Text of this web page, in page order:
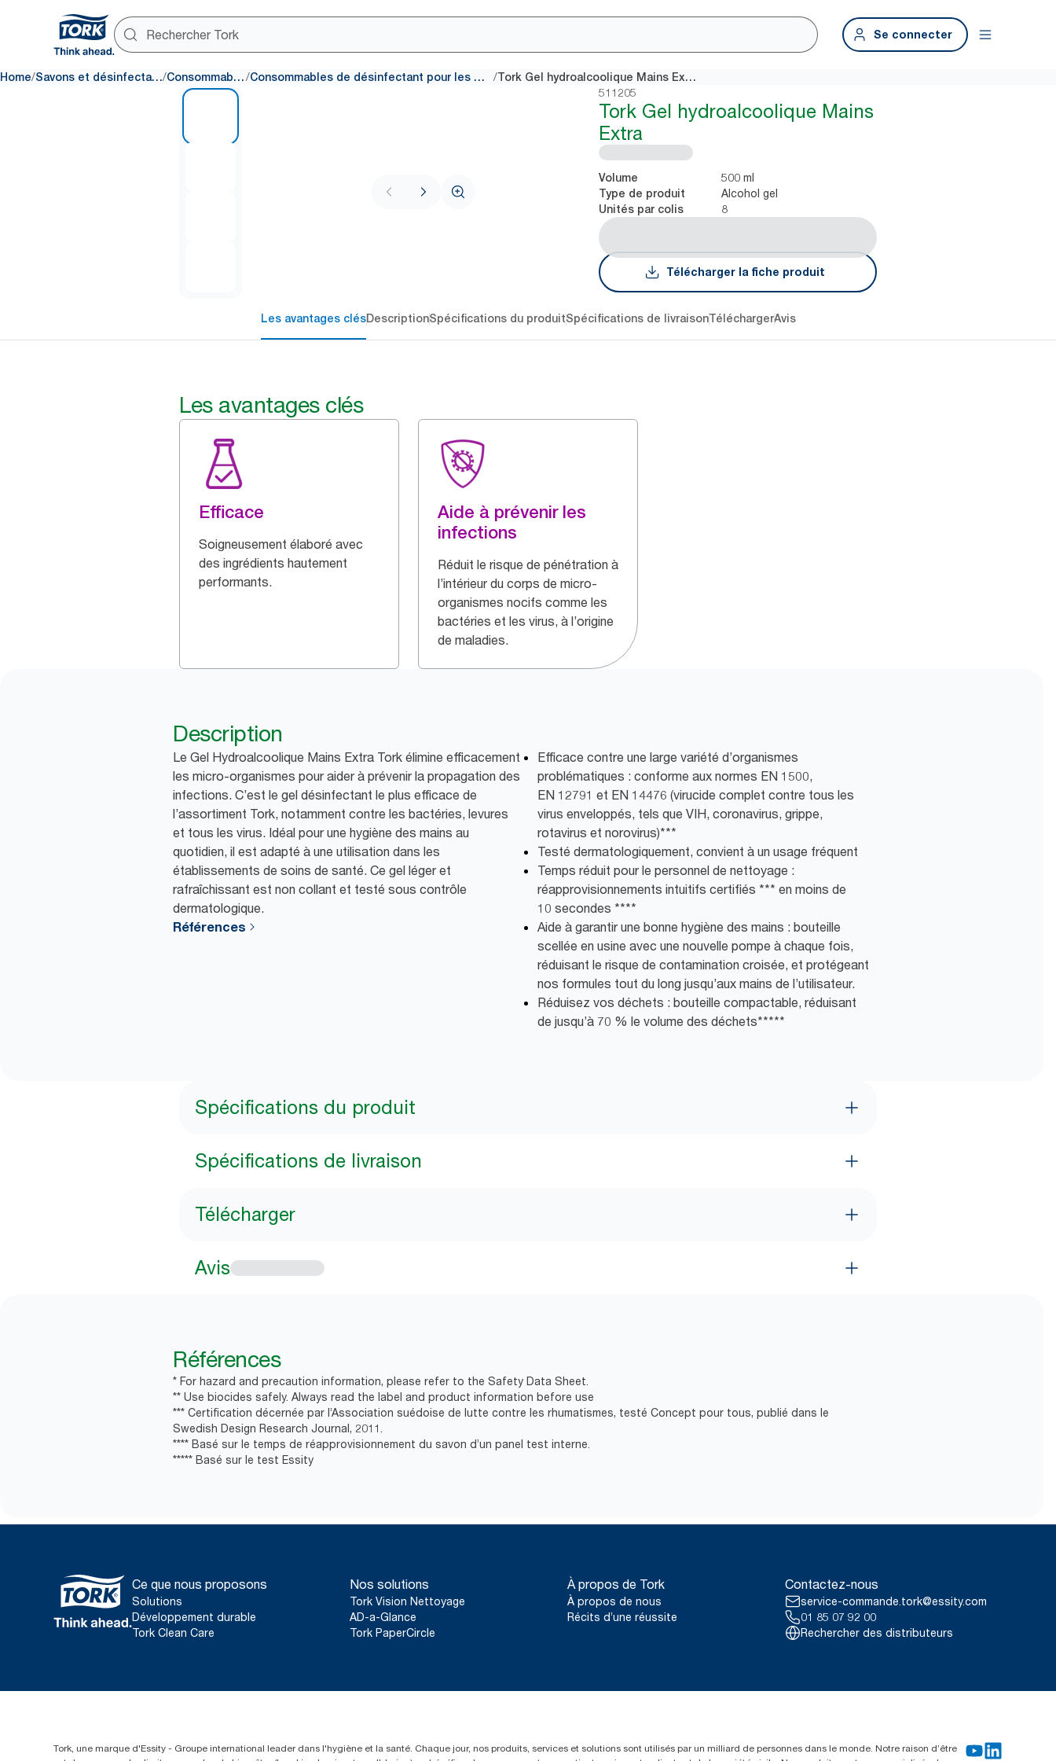
Se connecter
Home/ Savons et désinfectants/ Consommables/ Consommables de désinfectant pour les mains / Tork Gel hydroalcoolique Mains Extra
511205
Tork Gel hydroalcoolique Mains
Extra
Volume 500 ml
Type de produit Alcohol gel
Unités par colis 8
Télécharger la fiche produit
Les avantages clésDescriptionSpécifications du produitSpécifications de livraisonTéléchargerAvis
Les avantages clés
Efficace
Soigneusement élaboré avec
des ingrédients hautement
performants.
Aide à prévenir les
infections
Réduit le risque de pénétration à
l’intérieur du corps de micro-
organismes nocifs comme les
bactéries et les virus, à l’origine
de maladies.
Description
Le Gel Hydroalcoolique Mains Extra Tork élimine efficacement
les micro-organismes pour aider à prévenir la propagation des
infections. C’est le gel désinfectant le plus efficace de
l’assortiment Tork, notamment contre les bactéries, levures
et tous les virus. Idéal pour une hygiène des mains au
quotidien, il est adapté à une utilisation dans les
établissements de soins de santé. Ce gel léger et
rafraîchissant est non collant et testé sous contrôle
dermatologique.
Références
Efficace contre une large variété d’organismes
problématiques : conforme aux normes EN 1500,
EN 12791 et EN 14476 (virucide complet contre tous les
virus enveloppés, tels que VIH, coronavirus, grippe,
rotavirus et norovirus)***
Testé dermatologiquement, convient à un usage fréquent
Temps réduit pour le personnel de nettoyage :
réapprovisionnements intuitifs certifiés *** en moins de
10 secondes ****
Aide à garantir une bonne hygiène des mains : bouteille
scellée en usine avec une nouvelle pompe à chaque fois,
réduisant le risque de contamination croisée, et protégeant
nos formules tout du long jusqu’aux mains de l’utilisateur.
Réduisez vos déchets : bouteille compactable, réduisant
de jusqu’à 70 % le volume des déchets​*****
Spécifications du produit
Spécifications de livraison
Télécharger
Avis
Références
* For hazard and precaution information, please refer to the Safety Data Sheet.
** Use biocides safely. Always read the label and product information before use
*** Certification décernée par l’Association suédoise de lutte contre les rhumatismes, testé Concept pour tous, publié dans le
Swedish Design Research Journal, 2011.
**** Basé sur le temps de réapprovisionnement du savon d’un panel test interne.
***** Basé sur le test Essity
Ce que nous proposons
Solutions
Développement durable
Tork Clean Care
Nos solutions
Tork Vision Nettoyage
AD-a-Glance
Tork PaperCircle
À propos de Tork
À propos de nous
Récits d’une réussite
Contactez-nous
service-commande.tork@essity.com
01 85 07 92 00
Rechercher des distributeurs
Tork, une marque d'Essity - Groupe international leader dans l'hygiène et la santé. Chaque jour, nos produits, services et solutions sont utilisés par un milliard de personnes dans le monde. Notre raison d’être